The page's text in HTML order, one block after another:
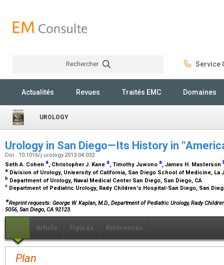
Rechercher Service
Actualités Revues Traités EMC Domaines
UROLOGY
Urology in San Diego—Its History in
Doi : 10.1016/j.urology.2013.04.032
Seth A. Cohen a, Christopher J. Kane a, Timothy Juwono a, James H. Masterson
a Division of Urology, University of California, San Diego School of Medicine, La
b Department of Urology, Naval Medical Center San Diego, San Diego, CA
c Department of Pediatric Urology, Rady Children's Hospital-San Diego, San
∗Reprint requests: George W. Kaplan, M.D., Department of Pediatric Urology, Rady
5056, San Diego, CA 92123.
PDF Article Figures Références
Plan